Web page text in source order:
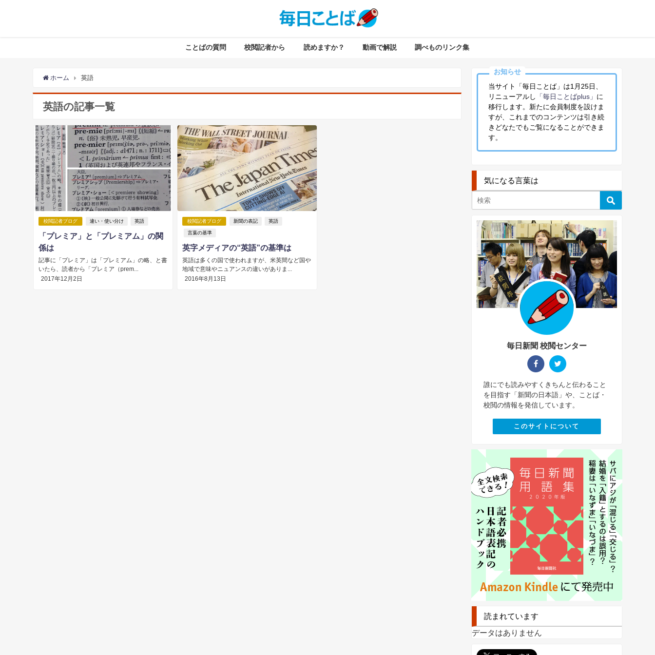
ことばの質問 校閲記者から 読めますか？ 動画で解説 調べものリンク集
ホーム 英語
英語の記事一覧
校閲記者ブログ 違い・使い分け 英語
「プレミア」と「プレミアム」の関
係は
記事に「プレミア」は「プレミアム」の略、と書
いたら、読者から「プレミア（prem...
2017年12月2日
校閲記者ブログ 新聞の表記 英語
言葉の基準
英字メディアの“英語”の基準は
英語は多くの国で使われますが、米英間など国や
地域で意味やニュアンスの違いがありま...
2016年8月13日
お知らせ
当サイト「毎日ことば」は1月25日、
リニューアルし
「毎日ことばplus」 に
移行します。新たに会員制度を設けま
すが、これまでのコンテンツは引き続
きどなたでもご覧になることができま
す。
気になる言葉は
毎日新聞 校閲センター
誰にでも読みやすくきちんと伝わること
を目指す「新聞の日本語」や、ことば・
校閲の情報を発信しています。
このサイトについて
読まれています
データはありません